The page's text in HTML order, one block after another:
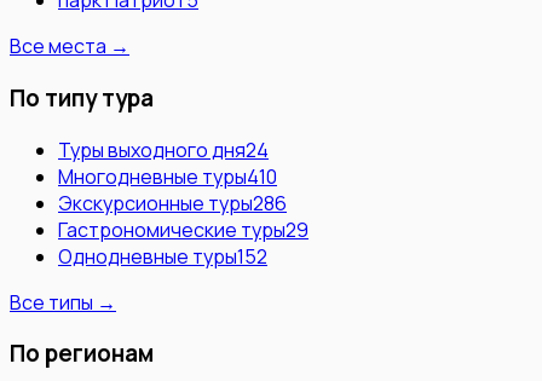
Все места →
По типу тура
Туры выходного дня24
Многодневные туры410
Экскурсионные туры286
Гастрономические туры29
Однодневные туры152
Все типы →
По регионам